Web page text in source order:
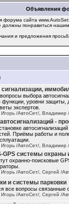
Объявления
форума сайта
должны понравиться нашим
и предложения
выбора
уровни защиты,
экспертов.
Игорь /АвтоСет/ Владимир
-
Приёмы работы и
Игорь /АвтоСет/ Владимир
GPS системы охраны
охранно-поисковые
Игорь /АвтоСет/ Сергей /
и системы парковки
все вопросы связанные
Игорь /АвтоСет/ Сергей /